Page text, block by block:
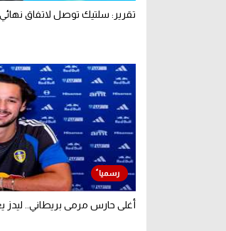
تقرير: سلتيك توصل لاتفاق
أغلى حارس مرمى بريطاني..